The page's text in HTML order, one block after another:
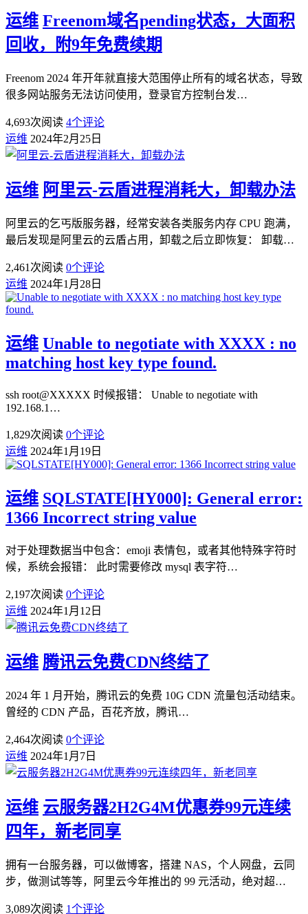
运维 Freenom域名pending状态，大面积
回收，附9年免费续期
Freenom 2024 年开年就直接大范围停止所有的域名状态，导致
很多网站服务无法访问使用，登录官方控制台发…
4,693次阅读 4个评论
运维 2024年2月25日
运维 阿里云-云盾进程消耗大，卸载办法
阿里云的乞丐版服务器，经常安装各类服务内存 CPU 跑满，
最后发现是阿里云的云盾占用，卸载之后立即恢复： 卸载…
2,461 次阅读 0个评论
运维 2024年1月28日
运维 Unable to negotiate with XXXX : no
matching host key type found.
ssh root@XXXXX 时候报错： Unable to negotiate with
192.168.1…
1,829次阅读 0个评论
运维 2024年1月19日
运维 SQLSTATE[HY000]: General error:
1366 Incorrect string value
对于处理数据当中包含：emoji 表情包，或者其他特殊字符时
候，系统会报错： 此时需要修改 mysql 表字符…
2,197次阅读 0个评论
运维 2024年1月12日
运维 腾讯云免费CDN终结了
2024 年 1 月开始，腾讯云的免费 10G CDN 流量包活动结束。
曾经的 CDN 产品，百花齐放，腾讯…
2,464次阅读 0个评论
运维 2024年1月7日
运维 云服务器2H2G4M优惠券99元连续
四年，新老同享
拥有一台服务器，可以做博客，搭建 NAS，个人网盘，云同
步，做测试等等，阿里云今年推出的 99 元活动，绝对超…
3,089次阅读 1个评论